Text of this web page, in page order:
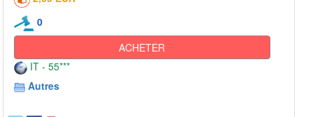
0
ACHETER
IT - 55***
Autres